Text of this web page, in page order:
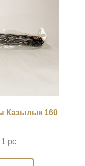
Казылык 160
1 pc